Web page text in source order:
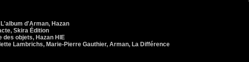
d'Arman, Hazan
Skira Édition
objets, Hazan HIE
Lambrichs, Marie-Pierre Gauthier, Arman, La Différence